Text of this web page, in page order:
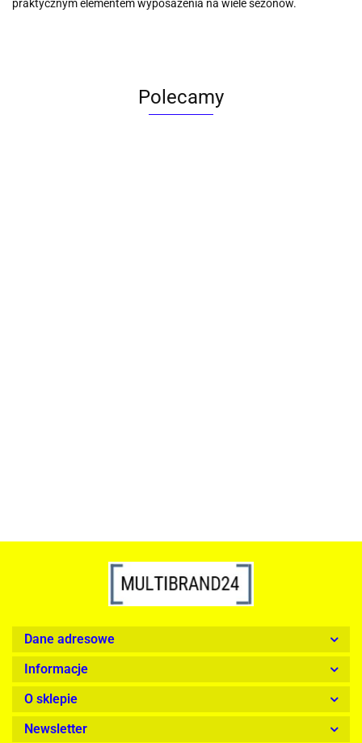
praktycznym elementem wyposażenia na wiele sezonów.
Polecamy
Dane adresowe
Informacje
O sklepie
Newsletter